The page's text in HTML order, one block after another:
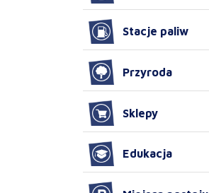
Stacje paliw
Przyroda
Sklepy
Edukacja